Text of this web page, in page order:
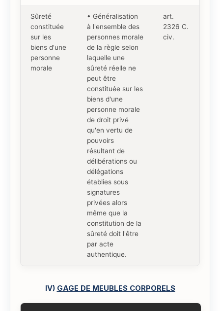
Sûreté
constituée
sur les
biens d'une
personne
morale
• Généralisation
à l'ensemble des
personnes morale
de la règle selon
laquelle une
sûreté réelle ne
peut être
constituée sur les
biens d'une
personne morale
de droit privé
qu'en vertu de
pouvoirs
résultant de
délibérations ou
délégations
établies sous
signatures
privées alors
même que la
constitution de la
sûreté doit l'être
par acte
authentique.
art.
2326 C.
civ.
IV) GAGE DE MEUBLES CORPORELS